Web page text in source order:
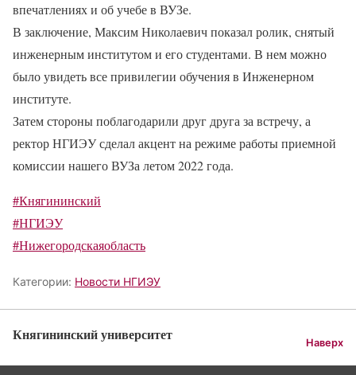
впечатлениях и об учебе в ВУЗе.
В заключение, Максим Николаевич показал ролик, снятый
инженерным институтом и его студентами. В нем можно
было увидеть все привилегии обучения в Инженерном
институте.
Затем стороны поблагодарили друг друга за встречу, а
ректор НГИЭУ сделал акцент на режиме работы приемной
комиссии нашего ВУЗа летом 2022 года.
#Княгининский
#НГИЭУ
#Нижегородскаяобласть
Категории: Новости НГИЭУ
Княгининский университет Наверх